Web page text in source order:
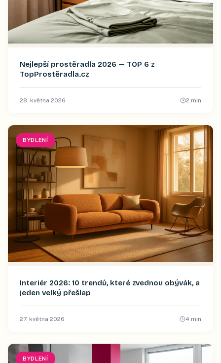
Nejlepší prostěradla 2026 — TOP 6 z
TopProstěradla.cz
28. května 2026 2 min
BYDLENÍ
Interiér 2026: 10 trendů, které zvednou obývák, a
jeden velký přešlap
27. května 2026 4 min
BYDLENÍ